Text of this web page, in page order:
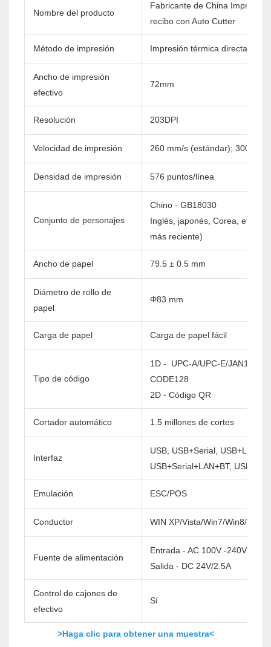
Nombre del producto
Fabricante de China
recibo con Auto Cutter
Método de impresión Impresión térmica directa
Ancho de impresión
efectivo
72mm
Resolución 203DPI
Velocidad de impresión 260 mm/s (estándar); 300 mm/
Densidad de impresión 576 puntos/línea
Conjunto de personajes
Chino - GB18030
Inglés, japonés, Corea, etc.
más reciente)
Ancho de papel 79.5 ± 0.5 mm
Diámetro de rollo de
papel
Φ83 mm
Carga de papel Carga de papel fácil
Tipo de código
1D - UPC-A/UPC-E/
CODE128
2D - Código QR
Cortador automático 1.5 millones de cortes
Interfaz
USB, USB+Serial, USB+LAN,
USB+Serial+LAN+BT,
Emulación ESC/POS
Conductor WIN XP/Vista/Win7/Win8/
Fuente de alimentación
Entrada - AC 100V -240V/60Hz
Salida - DC 24V/2.5A
Control de cajones de
efectivo
Sí
>Haga clic para obtener una muestra<